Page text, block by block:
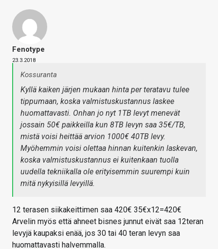
Fenotype
23.3.2018
Kossuranta
Kyllä kaiken järjen mukaan hinta per teratavu tulee
tippumaan, koska valmistuskustannus laskee
huomattavasti. Onhan jo nyt 1TB levyt menevät
jossain 50€ paikkeilla kun 8TB levyn saa 35€/TB,
mistä voisi heittää arvion 1000€ 40TB levy.
Myöhemmin voisi olettaa hinnan kuitenkin laskevan,
koska valmistuskustannus ei kuitenkaan tuolla
uudella tekniikalla ole erityisemmin suurempi kuin
mitä nykyisillä levyillä.
12 terasen siikakeittimen saa 420€ 35€x12=420€
Arvelin myös että ahneet bisnes junnut eivät saa 12teran
levyjä kaupaksi enää, jos 30 tai 40 teran levyn saa
huomattavasti halvemmalla.